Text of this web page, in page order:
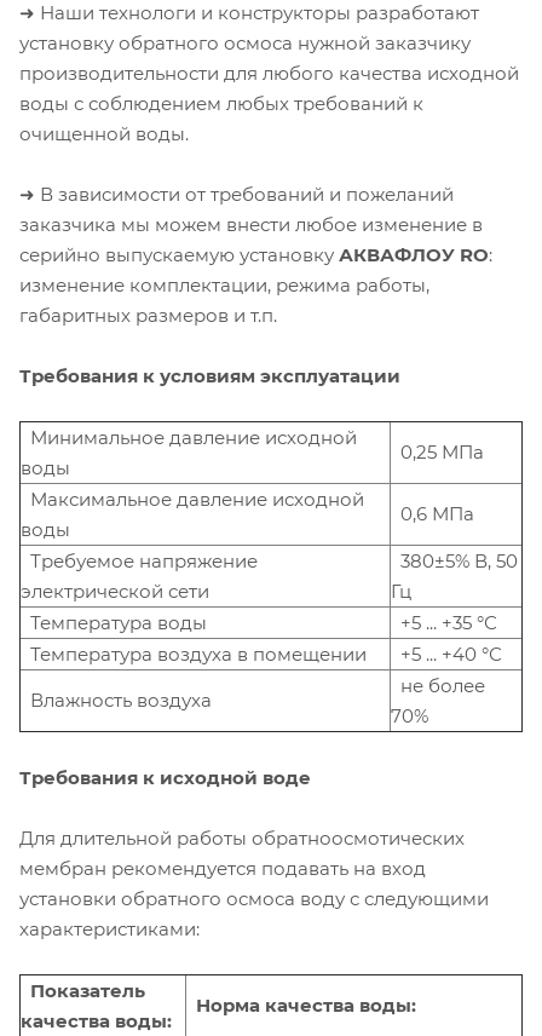
➜ Наши технологи и конструкторы разработают
установку обратного осмоса нужной заказчику
производительности для любого качества исходной
воды с соблюдением любых требований к
очищенной воды.
➜ В зависимости от требований и пожеланий
заказчика мы можем внести любое изменение в
серийно выпускаемую установку АКВАФЛОУ RO:
изменение комплектации, режима работы,
габаритных размеров и т.п.
Требования к условиям эксплуатации
Минимальное давление исходной
воды
0,25 МПа
Максимальное давление исходной
воды
0,6 МПа
Требуемое напряжение
электрической сети
380±5% В, 50
Гц
Температура воды
+5 ... +35 °С
Температура воздуха в помещении
+5 ... +40 °С
Влажность воздуха
не более
70%
Требования к исходной воде
Для длительной работы обратноосмотических
мембран рекомендуется подавать на вход
установки обратного осмоса воду с следующими
характеристиками:
Показатель
качества воды:
Норма качества воды: